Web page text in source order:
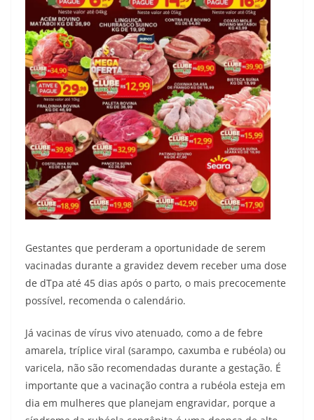
Gestantes que perderam a oportunidade de serem
vacinadas durante a gravidez devem receber uma dose
de dTpa até 45 dias após o parto, o mais precocemente
possível, recomenda o calendário.
Já vacinas de vírus vivo atenuado, como a de febre
amarela, tríplice viral (sarampo, caxumba e rubéola) ou
varicela, não são recomendadas durante a gestação. É
importante que a vacinação contra a rubéola esteja em
dia em mulheres que planejam engravidar, porque a